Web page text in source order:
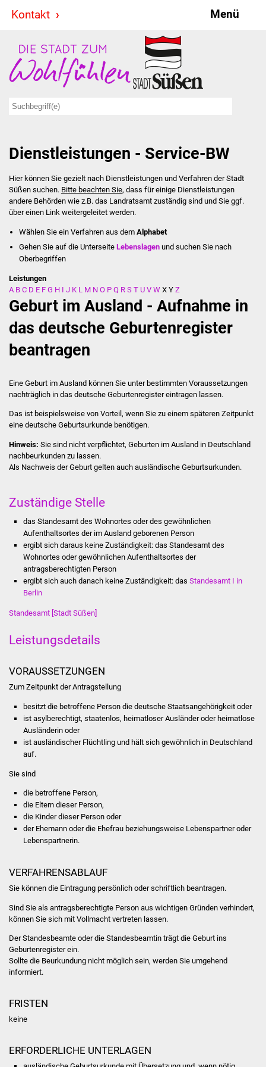
Kontakt Menü
Stadt & Politik
Bürgermeister
Ausschüsse
Ratsinformationssystem
Jugendbeirat
Summerrockfestival
Stadtverwaltung
Ansprechpartner
Veröffentlichungen
Wahlen
Stadtinfo
Sanierung Bizethalle
Ortsentwicklung
Formulare
Bürgerinfos
Bildung
Kolping-Musikschule
Dienstleistungen - Service-BW
Hier können Sie gezielt nach Dienstleistungen und Verfahren der Stadt
Süßen suchen. Bitte beachten Sie, dass für einige Dienstleistungen
andere Behörden wie z.B. das Landratsamt zuständig sind und Sie ggf.
über einen Link weitergeleitet werden.
Wählen Sie ein Verfahren aus dem Alphabet
Gehen Sie auf die UnterseiteLebenslagen und suchen Sie nach
Oberbegriffen
Leistungen
A B C D E F G H I J K L M N O P Q R S T U V W X Y Z
Geburt im Ausland - Aufnahme in
das deutsche Geburtenregister
beantragen
Eine Geburt im Ausland können Sie unter bestimmten Voraussetzungen
nachträglich in das deutsche Geburtenregister eintragen lassen.
Das ist beispielsweise von Vorteil, wenn Sie zu einem späteren Zeitpunkt
eine deutsche Geburtsurkunde benötigen.
Hinweis: Sie sind nicht verpflichtet, Geburten im Ausland in Deutschland
nachbeurkunden zu lassen.
Als Nachweis der Geburt gelten auch ausländische Geburtsurkunden.
Zuständige Stelle
das Standesamt des Wohnortes oder des gewöhnlichen
Aufenthaltsortes der im Ausland geborenen Person
ergibt sich daraus keine Zuständigkeit: das Standesamt des
Wohnortes oder gewöhnlichen Aufenthaltsortes der
antragsberechtigten Person
ergibt sich auch danach keine Zuständigkeit: das Standesamt I in
Berlin
Standesamt [Stadt Süßen]
Leistungsdetails
VORAUSSETZUNGEN
Zum Zeitpunkt der Antragstellung
besitzt die betroffene Person die deutsche Staatsangehörigkeit oder
ist asylberechtigt, staatenlos, heimatloser Ausländer oder heimatlose
Ausländerin oder
ist ausländischer Flüchtling und hält sich gewöhnlich in Deutschland
auf.
Sie sind
die betroffene Person,
die Eltern dieser Person,
die Kinder dieser Person oder
der Ehemann oder die Ehefrau beziehungsweise Lebenspartner oder
Lebenspartnerin.
VERFAHRENSABLAUF
Sie können die Eintragung persönlich oder schriftlich beantragen.
Sind Sie als antragsberechtigte Person aus wichtigen Gründen verhindert,
können Sie sich mit Vollmacht vertreten lassen.
Der Standesbeamte oder die Standesbeamtin trägt die Geburt ins
Geburtenregister ein.
Sollte die Beurkundung nicht möglich sein, werden Sie umgehend
informiert.
FRISTEN
keine
ERFORDERLICHE UNTERLAGEN